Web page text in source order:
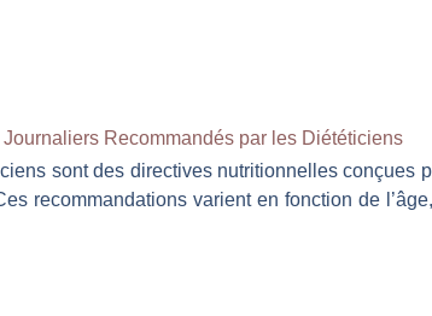
sont des directives nutritionnelles conçues
recommandations varient en fonction de